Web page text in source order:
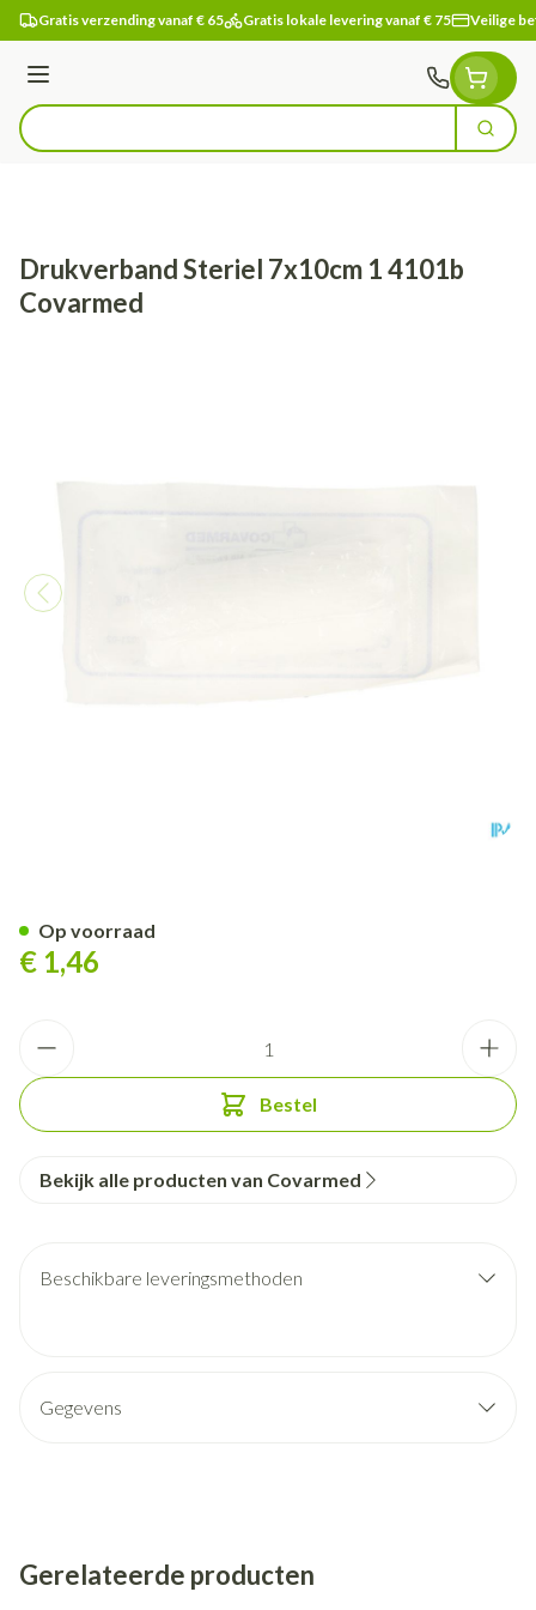
Ga naar de inhoud
Gratis verzending vanaf € 65 Gratis lokale levering vanaf € 75 Veilige
Menu
Product, merk, categorie... Zoek
Drukverband Steriel 7x10cm 1 4101b
Covarmed
€ 1,46
Bestel
Op voorraad
Bekijk alle producten van Covarmed
Beschikbare leveringsmethoden
Gegevens
Gerelateerde producten